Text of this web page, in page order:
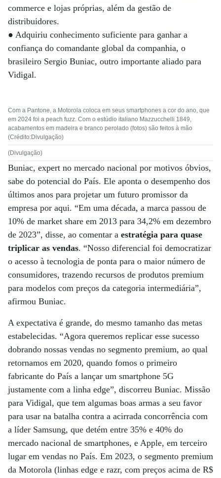
commerce e lojas próprias, além da gestão de
distribuidores.
● Adquiriu conhecimento suficiente para ganhar a
confiança do comandante global da companhia, o
brasileiro Sergio Buniac, outro importante aliado para
Vidigal.
Com a Pantone, a Motorola coloca em seus smartphones a cor do ano, que
em 2024 foi a peach fuzz. Com o estúdio italiano Mazzucchelli 1849,
acabamentos em madeira e branco perolado (fotos) são feitos à mão
(Crédito:Divulgação)
(Divulgação)
Buniac, expert no mercado nacional por motivos óbvios,
sabe do potencial do País. Ele aponta o desempenho dos
últimos anos para projetar um futuro promissor da
empresa por aqui. “Em uma década, a marca passou de
10% de market share em 2013 para 34,2% em dezembro
de 2023”, disse, ao comentar a estratégia para quase
triplicar as vendas. “Nosso diferencial foi democratizar
o acesso à tecnologia de ponta para o maior número de
consumidores, trazendo recursos de produtos premium
para modelos com preços da categoria intermediária”,
afirmou Buniac.
A expectativa é grande, do mesmo tamanho das metas
estabelecidas. “Agora queremos replicar esse sucesso
dobrando nossas vendas no segmento premium, ao qual
retornamos em 2020, quando fomos o primeiro
fabricante do País a lançar um smartphone 5G
justamente com a linha edge”, discorreu Buniac. Missão
para Vidigal, que tem algumas boas armas a seu favor
para usar na batalha contra a acirrada concorrência com
a líder Samsung, que detém entre 35% e 40% do
mercado nacional de smartphones, e Apple, em terceiro
lugar em vendas no País. Em 2023, o segmento premium
da Motorola (linhas edge e razr, com preços acima de R$